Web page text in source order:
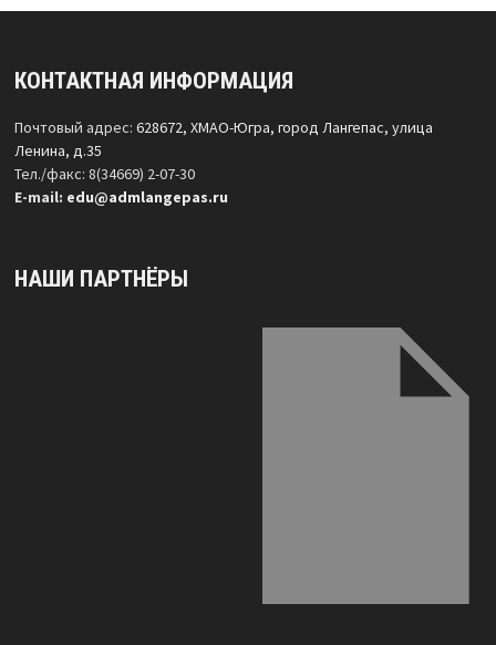
КОНТАКТНАЯ ИНФОРМАЦИЯ
Почтовый адрес: 628672, ХМАО-Югра, город Лангепас, улица
Ленина, д.35
Тел./факс: 8(34669) 2-07-30
Е-mail: edu@admlangepas.ru
НАШИ ПАРТНЁРЫ